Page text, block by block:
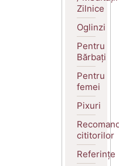
Zilnice
Oglinzi
Pentru
Bărbați
Pentru
femei
Pixuri
cititorilor
Referințe